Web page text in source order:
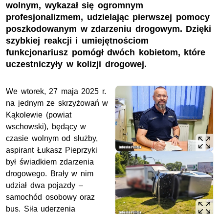
wolnym, wykazał się ogromnym
profesjonalizmem, udzielając pierwszej pomocy
poszkodowanym w zdarzeniu drogowym. Dzięki
szybkiej reakcji i umiejętnościom
funkcjonariusz pomógł dwóch kobietom, które
uczestniczyły w kolizji drogowej.
We wtorek, 27 maja 2025 r.
na jednym ze skrzyżowań w
Kąkolewie (powiat
wschowski), będący w
czasie wolnym od służby,
aspirant Łukasz Pieprzyki
był świadkiem zdarzenia
drogowego. Brały w nim
udział dwa pojazdy –
samochód osobowy oraz
bus. Siła uderzenia